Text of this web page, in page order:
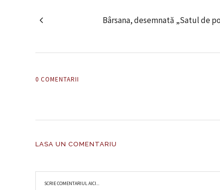
Bârsana, desemnată „Satul de
0 COMENTARII
LASA UN COMENTARIU